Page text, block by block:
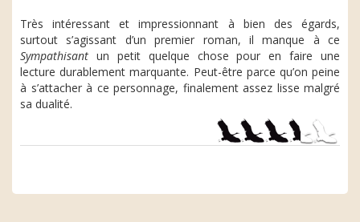
Très intéressant et impressionnant à bien des égards,
surtout s’agissant d’un premier roman, il manque à ce
Sympathisant un petit quelque chose pour en faire une
lecture durablement marquante. Peut-être parce qu’on peine
à s’attacher à ce personnage, finalement assez lisse malgré
sa dualité.